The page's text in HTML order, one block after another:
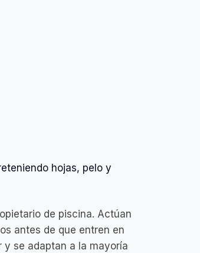
hojas, pelo y
de piscina. Actúan
antes de que entren en
se adaptan a la mayoría